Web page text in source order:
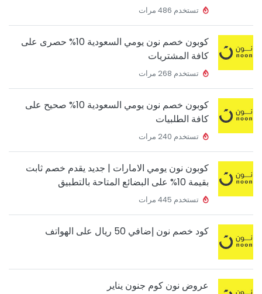
تستخدم 486 مرات
كوبون خصم نون يومي السعودية 10% حصرى على
كافة المشتريات
تستخدم 268 مرات
كوبون خصم نون يومي السعودية 10% صحيح على
كافة الطلبيات
تستخدم 240 مرات
كوبون نون يومي الامارات | جديد يقدم خصم ثابت
بقيمة 10% على البضائع المتاحة بالتطبيق
تستخدم 445 مرات
كود خصم نون إضافي 50 ريال على الهواتف
عروض نون كوم جنون يناير